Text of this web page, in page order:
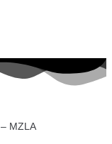
MZLA